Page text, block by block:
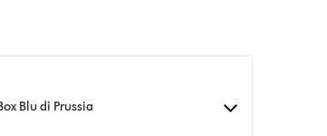
Blu di Prussia